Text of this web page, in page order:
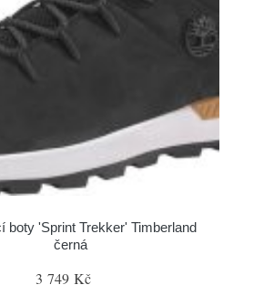
boty 'Sprint Trekker' Timberland
černá
3 749 Kč